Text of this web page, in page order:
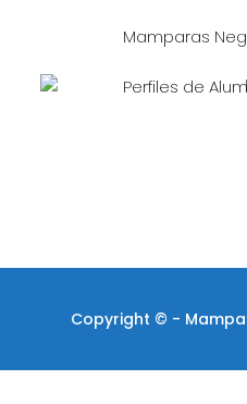
Mamparas
Perfiles de
Copyright © -